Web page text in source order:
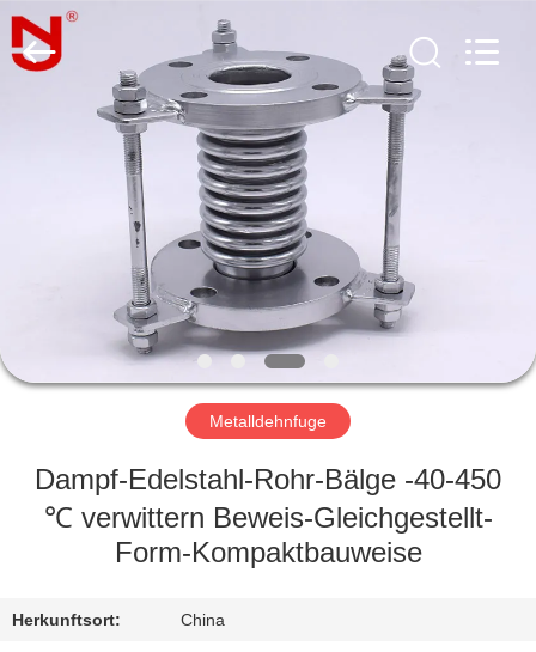
PRODUKTE
ÜBER
FABRIK-
AUSFLUG
QUALITÄTSKONTROLLE
Songjiang
Jingning
Shock
Absorber
Co.,Ltd..
Metalldehnfuge
Dampf-Edelstahl-Rohr-Bälge -40-450
℃ verwittern Beweis-Gleichgestellt-
Form-Kompaktbauweise
Herkunftsort: China